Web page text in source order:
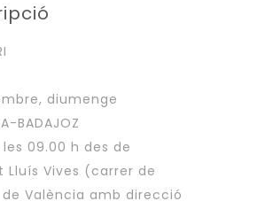
diumenge
BADAJOZ
les 09.00 h des de
Lluís Vives (carrer de
València amb direcció